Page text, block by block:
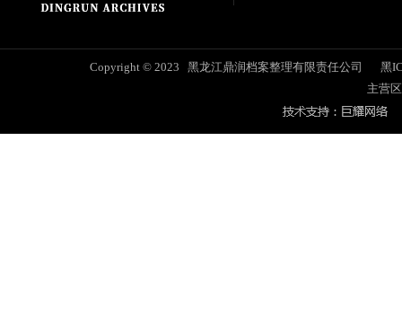
Copyright © 2023 黑龙江鼎润档案整理有限责任公司
黑
主营